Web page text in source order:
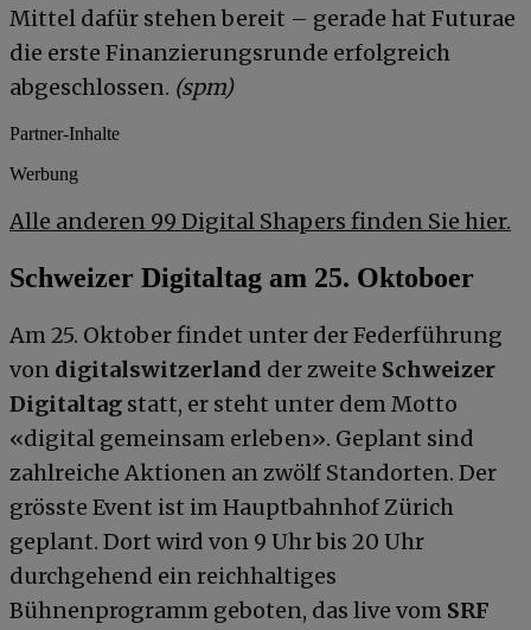
Mittel dafür stehen bereit – gerade hat Futurae
die erste Finanzierungsrunde erfolgreich
abgeschlossen. (spm)
Partner-Inhalte
Werbung
Alle anderen 99 Digital Shapers finden Sie hier.
Schweizer Digitaltag am 25. Oktoboer
Am 25. Oktober findet unter der Federführung
von digitalswitzerland der zweite Schweizer
Digitaltag statt, er steht unter dem Motto
«digital gemeinsam erleben». Geplant sind
zahlreiche Aktionen an zwölf Standorten. Der
grösste Event ist im Hauptbahnhof Zürich
geplant. Dort wird von 9 Uhr bis 20 Uhr
durchgehend ein reichhaltiges
Bühnenprogramm geboten, das live vom SRF